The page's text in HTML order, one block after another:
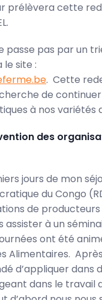
prélèvera cette
passe pas par un
site :
. Cette
de
à nos variétés
des
jours de mon
du Congo
de
assister à un
ont été
Alimentaires.
d’appliquer dans
dans le travail